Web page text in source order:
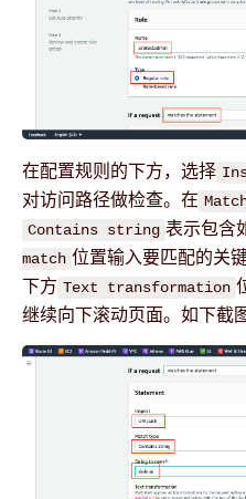
在配置规则的下方，选择
对访问路径做检查。在
Contains string 表示包含
match 位置输入要匹配的关
下方 Text transformation
继续向下滚动页面。如下截图